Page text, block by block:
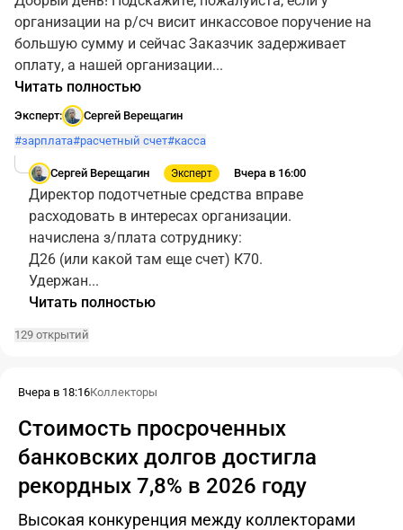
организации на р/сч висит инкассовое поручение на
большую сумму и сейчас Заказчик задерживает
оплату, а нашей организации...
Читать полностью
Эксперт:
Сергей Верещагин
#зарплата#расчетный счет#касса
Сергей Верещагин Эксперт Вчера в 16:00
Директор подотчетные средства вправе
расходовать в интересах организации.
начислена з/плата сотруднику:
Д26 (или какой там еще счет) К70.
Удержан...
Читать полностью
129 открытий
Вчера в 18:16Коллекторы
Стоимость просроченных
банковских долгов достигла
рекордных 7,8% в 2026 году
Высокая конкуренция между коллекторами